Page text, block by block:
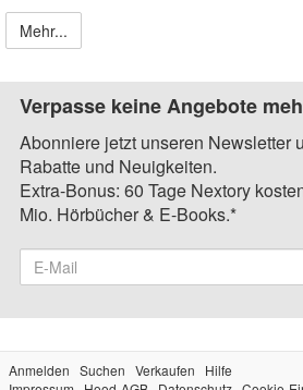
Mehr...
Verpasse keine Angebote
Abonniere jetzt unseren Newsletter
Rabatte und Neuigkeiten.
Extra-Bonus: 60 Tage Nextory
Mio. Hörbücher & E-Books.*
Anmelden Suchen Verkaufen
Hilfe